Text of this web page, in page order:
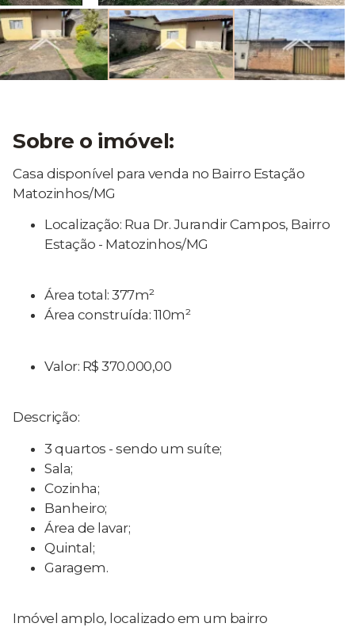
Sobre o imóvel:
Casa disponível para venda no Bairro Estação
Matozinhos/MG
Localização: Rua Dr. Jurandir Campos, Bairro
Estação - Matozinhos/MG
Área total: 377m²
Área construída: 110m²
Valor: R$ 370.000,00
Descrição:
3 quartos - sendo um suíte;
Sala;
Cozinha;
Banheiro;
Área de lavar;
Quintal;
Garagem.
Imóvel amplo, localizado em um bairro